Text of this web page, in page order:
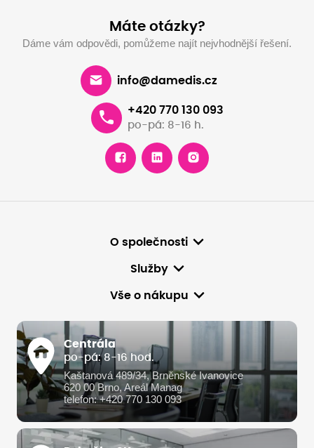
Máte otázky?
Dáme vám odpovědi, pomůžeme najít nejvhodnější řešení.
info@damedis.cz
+420 770 130 093
po-pá: 8-16 h.
O společnosti
Služby
Vše o nákupu
Centrála
po-pá: 8-16 hod.
Kaštanová 489/34, Brněnské Ivanovice
620 00 Brno, Areál Manag
telefon: +420 770 130 093